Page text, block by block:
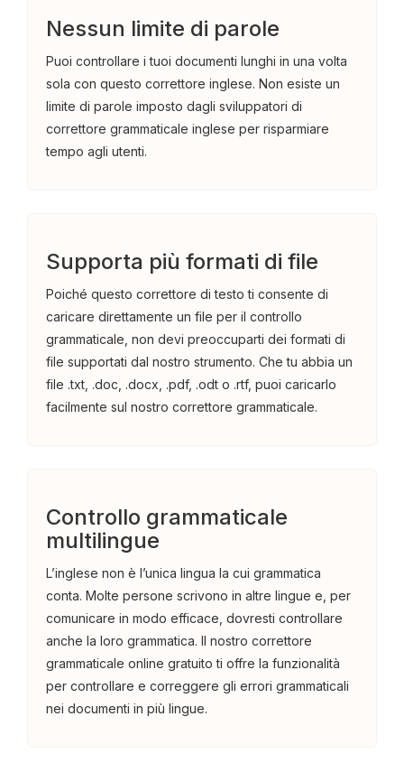
Nessun limite di parole
Puoi controllare i tuoi documenti lunghi in una volta
sola con questo correttore inglese. Non esiste un
limite di parole imposto dagli sviluppatori di
correttore grammaticale inglese per risparmiare
tempo agli utenti.
Supporta più formati di file
Poiché questo correttore di testo ti consente di
caricare direttamente un file per il controllo
grammaticale, non devi preoccuparti dei formati di
file supportati dal nostro strumento. Che tu abbia un
file .txt, .doc, .docx, .pdf, .odt o .rtf, puoi caricarlo
facilmente sul nostro correttore grammaticale.
Controllo grammaticale
multilingue
L’inglese non è l’unica lingua la cui grammatica
conta. Molte persone scrivono in altre lingue e, per
comunicare in modo efficace, dovresti controllare
anche la loro grammatica. Il nostro correttore
grammaticale online gratuito ti offre la funzionalità
per controllare e correggere gli errori grammaticali
nei documenti in più lingue.